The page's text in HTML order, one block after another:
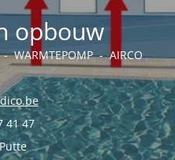
opbouw
- WARMTEPOMP - AIRCO
41 47